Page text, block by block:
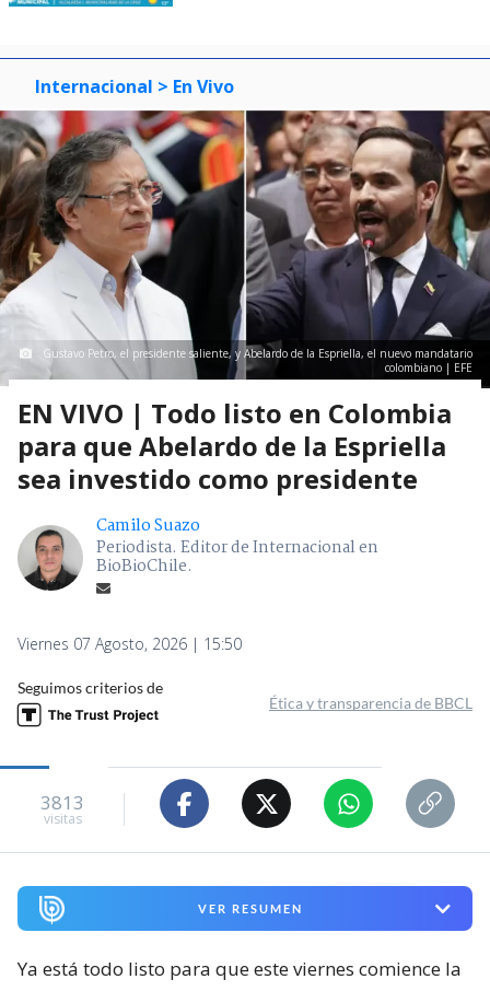
Internacional > En Vivo
Gustavo Petro, el presidente saliente, y Abelardo de la Espriella, el nuevo mandatario
colombiano | EFE
EN VIVO | Todo listo en Colombia
para que Abelardo de la Espriella
sea investido como presidente
Camilo Suazo
Periodista. Editor de Internacional en
BioBioChile.
Viernes 07 Agosto, 2026 | 15:50
Seguimos criterios de
Ética y transparencia de BBCL
3813
visitas
VER RESUMEN
Ya está todo listo para que este viernes comience la